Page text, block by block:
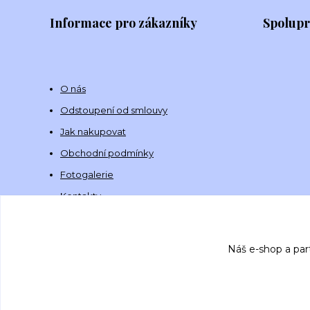
Informace pro zákazníky
O nás
Odstoupení od smlouvy
Jak nakupovat
Obchodní podmínky
Fotogalerie
Kontakty
Náš e-shop a